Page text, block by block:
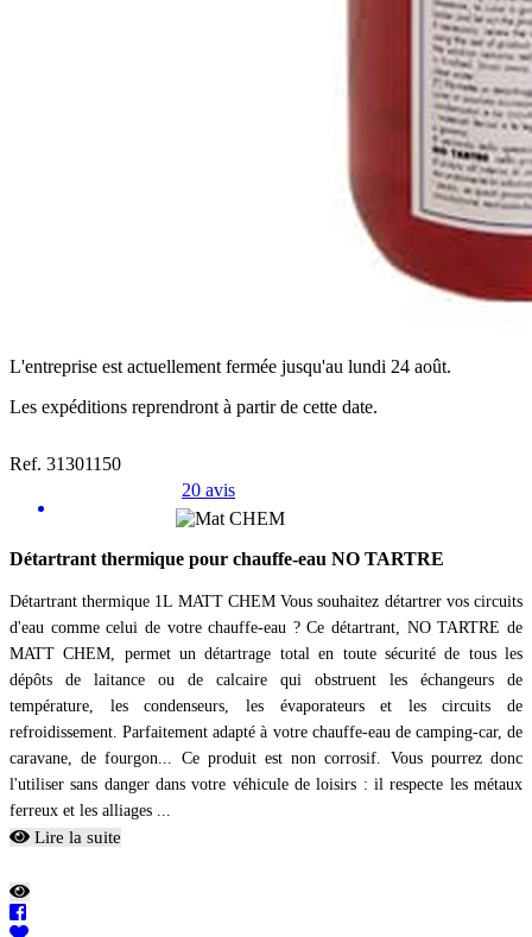
L'entreprise est actuellement fermée jusqu'au lundi 24 août.
Les expéditions reprendront à partir de cette date.
Ref. 31301150
20 avis
Détartrant thermique pour chauffe-eau NO TARTRE
Détartrant thermique 1L MATT CHEM Vous souhaitez détartrer vos circuits
d'eau comme celui de votre chauffe-eau ? Ce détartrant, NO TARTRE de
MATT CHEM, permet un détartrage total en toute sécurité de tous les
dépôts de laitance ou de calcaire qui obstruent les échangeurs de
température, les condenseurs, les évaporateurs et les circuits de
refroidissement. Parfaitement adapté à votre chauffe-eau de camping-car, de
caravane, de fourgon... Ce produit est non corrosif. Vous pourrez donc
l'utiliser sans danger dans votre véhicule de loisirs : il respecte les métaux
ferreux et les alliages ...
Lire la suite